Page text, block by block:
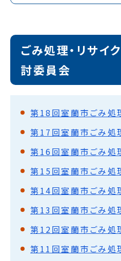
ごみ処理・リサイ
討委員会